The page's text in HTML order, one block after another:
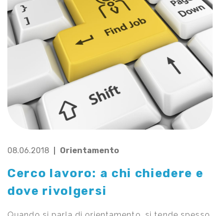
08.06.2018 Orientamento
Cerco lavoro: a chi chiedere e
dove rivolgersi